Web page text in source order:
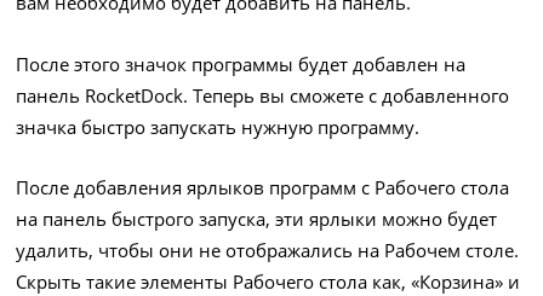
После этого значок программы будет добавлен на
панель RocketDock. Теперь вы сможете с добавленного
значка быстро запускать нужную программу.
После добавления ярлыков программ с Рабочего стола
на панель быстрого запуска, эти ярлыки можно будет
удалить, чтобы они не отображались на Рабочем столе.
Скрыть такие элементы Рабочего стола как, «Корзина» и